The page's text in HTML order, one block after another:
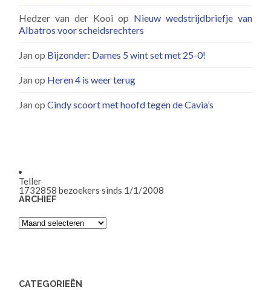
Hedzer van der Kooi op Nieuw wedstrijdbriefje van
Albatros voor scheidsrechters
Janop Bijzonder: Dames 5 wint set met 25-0!
Janop Heren 4 is weer terug
JanopCindy scoort met hoofd tegen de Cavia’s
Teller
1732858 bezoekers sinds 1/1/2008
ARCHIEF
Archief
CATEGORIEËN